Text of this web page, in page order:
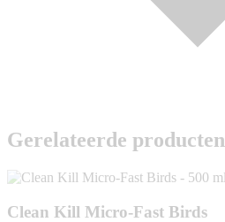
Gerelateerde producten
Clean Kill Micro-Fast Birds